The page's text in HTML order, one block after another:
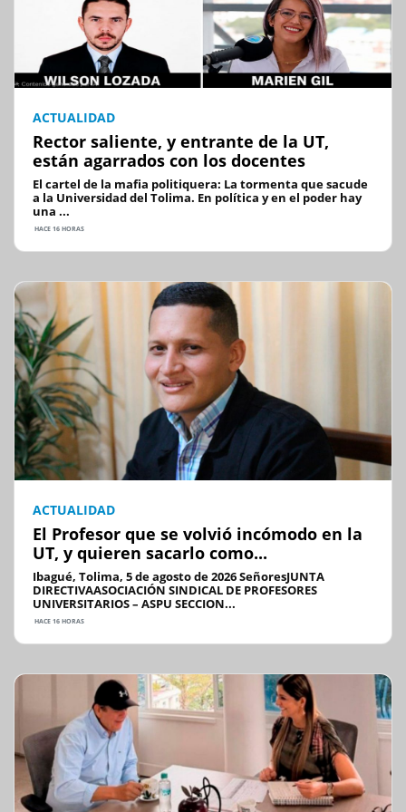
ACTUALIDAD
Rector saliente, y entrante de la UT,
están agarrados con los docentes
El cartel de la mafia politiquera: La tormenta que sacude
a la Universidad del Tolima. En política y en el poder hay
una ...
HACE 16 HORAS
ACTUALIDAD
El Profesor que se volvió incómodo en la
UT, y quieren sacarlo como...
Ibagué, Tolima, 5 de agosto de 2026 SeñoresJUNTA
DIRECTIVAASOCIACIÓN SINDICAL DE PROFESORES
UNIVERSITARIOS – ASPU SECCION...
HACE 16 HORAS